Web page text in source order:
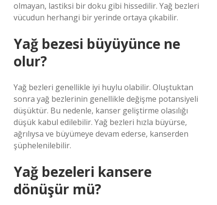
olmayan, lastiksi bir doku gibi hissedilir. Yağ bezleri
vücudun herhangi bir yerinde ortaya çıkabilir.
Yağ bezesi büyüyünce ne
olur?
Yağ bezleri genellikle iyi huylu olabilir. Oluştuktan
sonra yağ bezlerinin genellikle değişme potansiyeli
düşüktür. Bu nedenle, kanser geliştirme olasılığı
düşük kabul edilebilir. Yağ bezleri hızla büyürse,
ağrılıysa ve büyümeye devam ederse, kanserden
şüphelenilebilir.
Yağ bezeleri kansere
dönüşür mü?